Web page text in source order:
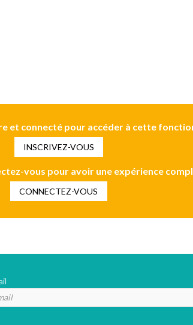
et connecté pour accéder à cette
INSCRIVEZ-VOUS
vous pour avoir une expérience
CONNECTEZ-VOUS